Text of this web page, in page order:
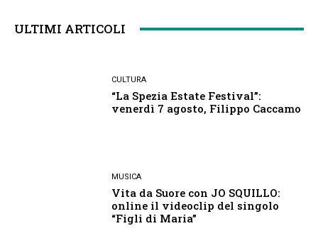
ULTIMI ARTICOLI
CULTURA
“La Spezia Estate Festival”:
venerdì 7 agosto, Filippo Caccamo
MUSICA
Vita da Suore con JO SQUILLO:
online il videoclip del singolo
“Figli di Maria”